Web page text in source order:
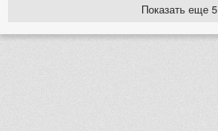
Показать еще 5